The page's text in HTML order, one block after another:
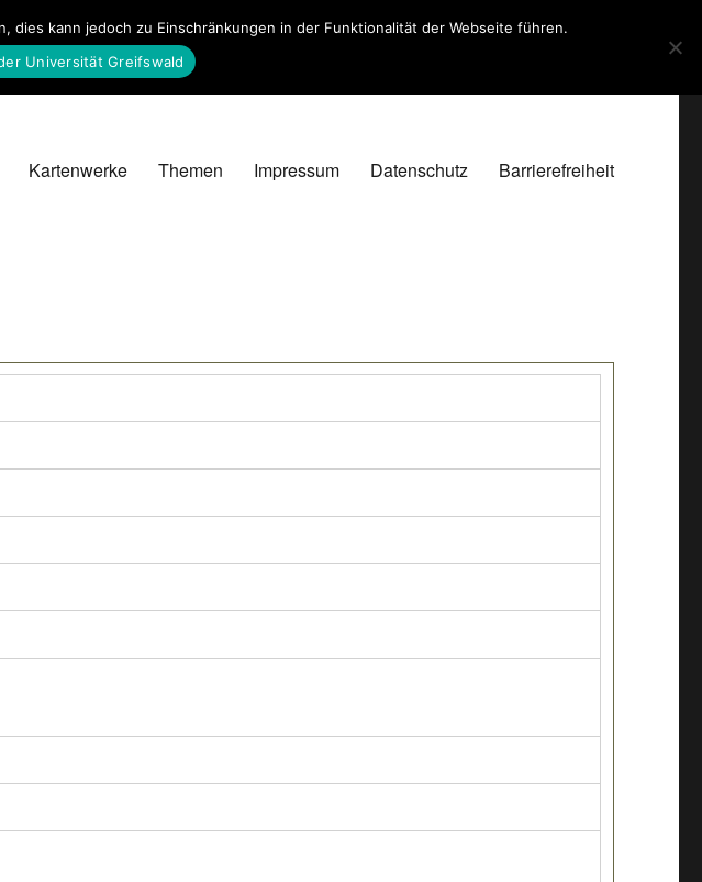
Kartenwerke Themen Impressum Datenschutz Barrierefreiheit
kann jedoch zu Einschränkungen in der Funktionalität der Webseite führen.
Universität Greifswald